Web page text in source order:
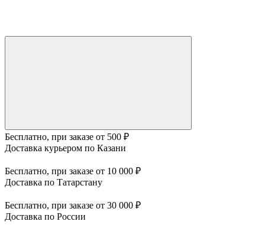
Бесплатно, при заказе от 500 ₽
Доставка курьером по Казани
Бесплатно, при заказе от 10 000 ₽
Доставка по Татарстану
Бесплатно, при заказе от 30 000 ₽
Доставка по России